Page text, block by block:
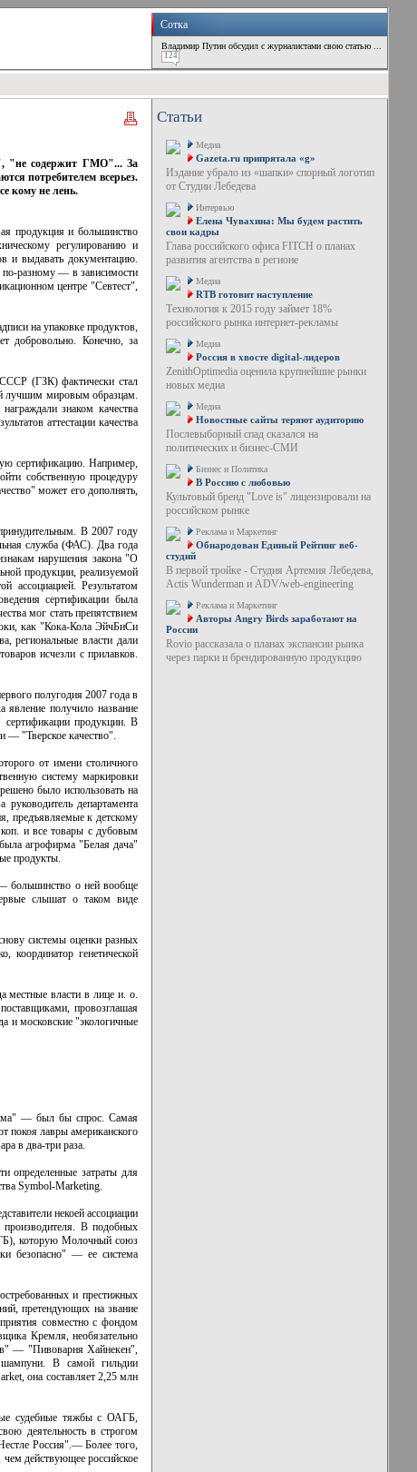
Сотка
Владимир Путин обсудил с журналистами свою статью ...
124
"не содержит ГМО"... За
потребителем всерьез.
кому не лень.
продукция и большинство
регулированию и
и выдавать документацию.
по-разному — в зависимости
центре "Севтест",
на упаковке продуктов,
добровольно. Конечно, за
СССР (ГЗК) фактически стал
лучшим мировым образцам.
знаком качества
аттестации качества
сертификацию. Например,
собственную процедуру
может его дополнять,
В 2007 году
служба (ФАС). Два года
нарушения закона "О
продукции, реализуемой
ассоциацией. Результатом
сертификации была
мог стать препятствием
как "Кока-Кола ЭйчБиСи
региональные власти дали
исчезли с прилавков.
полугодия 2007 года в
явление получило название
продукции. В
— "Тверское качество".
от имени столичного
систему маркировки
было использовать на
департамента
предъявляемые к детскому
и все товары с дубовым
агрофирма "Белая дача"
продукты.
большинство о ней вообще
слышат о таком виде
системы оценки разных
генетической
местные власти в лице и. о.
провозглашая
и московские "экологичные
— был бы спрос. Самая
покоя лавры американского
в два-три раза.
определенные затраты для
Symbol-Marketing.
некоей ассоциации
производителя. В подобных
которую Молочный союз
безопасно" — ее система
и престижных
претендующих на звание
совместно с фондом
Кремля, необязательно
— "Пивоварня Хайнекен",
В самой гильдии
она составляет 2,25 млн
судебные тяжбы с ОАГБ,
деятельность в строгом
Россия".— Более того,
чем действующее российское
Статьи
Медиа
Gazeta.ru припрятала «g»
Издание убрало из «шапки» спорный логотип
от Студии Лебедева
Интервью
Елена Чувахина: Мы будем растить
свои кадры
Глава российского офиса FITCH о планах
развития агентства в регионе
Медиа
RTB готовит наступление
Технология к 2015 году займет 18%
российского рынка интернет-рекламы
Медиа
Россия в хвосте digital-лидеров
ZenithOptimedia оценила крупнейшие рынки
новых медиа
Медиа
Новостные сайты теряют аудиторию
Послевыборный спад сказался на
политических и бизнес-СМИ
Бизнес и Политика
В Россию с любовью
Культовый бренд "Love is" лицензировали на
российском рынке
Реклама и Маркетинг
Обнародован Единый Рейтинг веб-
студий
В первой тройке - Студия Артемия Лебедева,
Actis Wunderman и ADV/web-engineering
Реклама и Маркетинг
Авторы Angry Birds заработают на
России
Rovio рассказала о планах экспансии рынка
через парки и брендированную продукцию